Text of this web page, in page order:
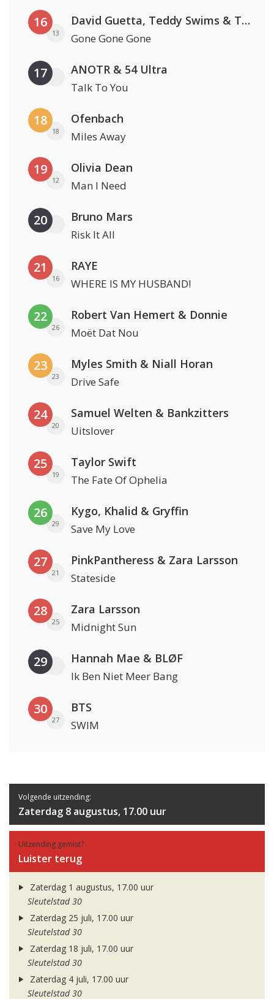
16
13
David Guetta, Teddy Swims & Tones And I
Gone Gone Gone
17 ANOTR & 54 Ultra
Talk To You
18
18
Ofenbach
Miles Away
19
12
Olivia Dean
Man I Need
20 Bruno Mars
Risk It All
21
16
RAYE
WHERE IS MY HUSBAND!
22
26
Robert Van Hemert & Donnie
Moët Dat Nou
23
23
Myles Smith & Niall Horan
Drive Safe
24
20
Samuel Welten & Bankzitters
Uitslover
25
19
Taylor Swift
The Fate Of Ophelia
26
29
Kygo, Khalid & Gryffin
Save My Love
27
21
PinkPantheress & Zara Larsson
Stateside
28
25
Zara Larsson
Midnight Sun
29 Hannah Mae & BLØF
Ik Ben Niet Meer Bang
30
27
BTS
SWIM
Volgende uitzending:
Zaterdag 8 augustus, 17.00 uur
Uitzending gemist?
Luister terug
Zaterdag 1 augustus, 17.00 uur
Sleutelstad 30
Zaterdag 25 juli, 17.00 uur
Sleutelstad 30
Zaterdag 18 juli, 17.00 uur
Sleutelstad 30
Zaterdag 4 juli, 17.00 uur
Sleutelstad 30